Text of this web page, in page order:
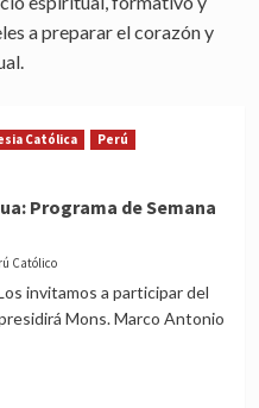
a preparar el corazón y
Católica
Perú
Programa de Semana
Católico
invitamos a participar del
Mons. Marco Antonio